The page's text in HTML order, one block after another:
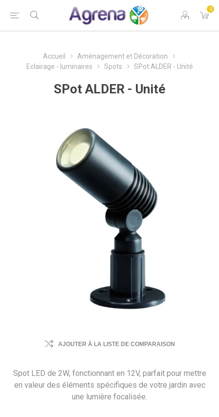
0
Accueil
Aménagement et Décoration
Eclairage - luminaires
Spots SPot ALDER - Unité
SPot ALDER - Unité
AJOUTER À LA LISTE DE COMPARAISON
Spot LED de 2W, fonctionnant en 12V, parfait pour mettre
en valeur des éléments spécifiques de votre jardin avec
une lumière focalisée.